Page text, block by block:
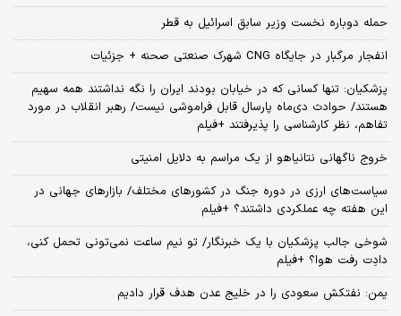
حمله دوباره نخست وزیر سابق اسرائیل به قطر
انفجار مرگبار در جایگاه CNG شهرک صنعتی صحنه + جزئیات
پزشکیان: تنها کسانی که در خیابان بودند ایران را نگه نداشتند همه سهیم
هستند/ حوادث دی‌ماه پارسال قابل فراموشی نیست/ رهبر انقلاب در مورد
تفاهم، نظر کارشناسی را پذیرفتند +فیلم
خروج ناگهانی نتانیاهو از یک مراسم به دلایل امنیتی
سیاست‌های ارزی در دوره جنگ در کشورهای مختلف/ بازارهای جهانی در
این هفته چه عملکردی داشتند؟ +فیلم
شوخی جالب پزشکیان با یک خبرنگار/ تو نیم ساعت نمی‌تونی تحمل کنی،
دادِت رفت هوا؟ +فیلم
یمن: نفتکش سعودی را در خلیج عدن هدف قرار دادیم